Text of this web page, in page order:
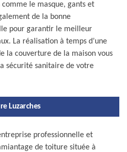
le masque, gants et
de la bonne
pour garantir le meilleur
La réalisation à temps d’une
la couverture de la maison vous
sécurité sanitaire de votre
Luzarches
professionnelle et
de toiture située à